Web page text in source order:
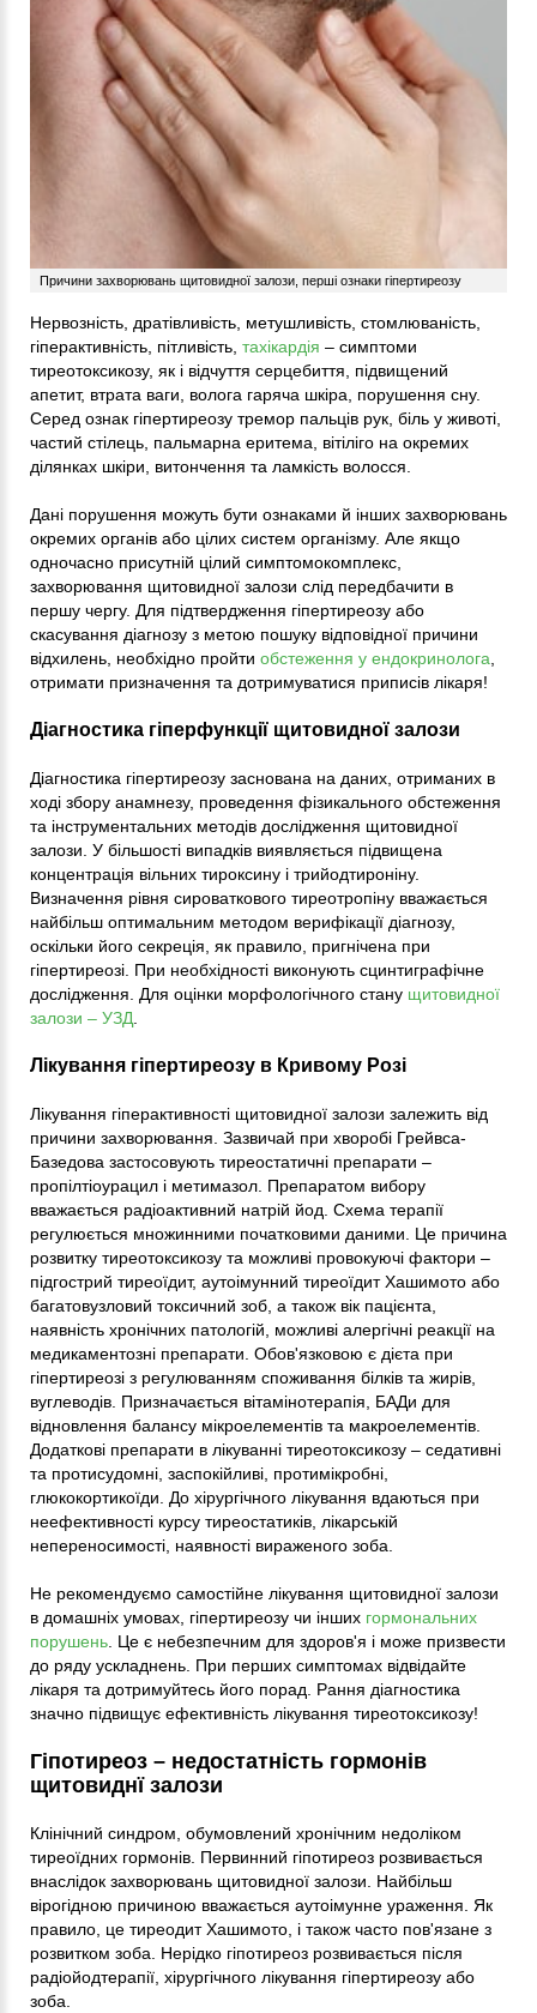
Причини захворювань щитовидної залози, перші ознаки гіпертиреозу
Нервозність, дратівливість, метушливість, стомлюваність,
гіперактивність, пітливість, тахікардія – симптоми
тиреотоксикозу, як і відчуття серцебиття, підвищений
апетит, втрата ваги, волога гаряча шкіра, порушення сну.
Серед ознак гіпертиреозу тремор пальців рук, біль у животі,
частий стілець, пальмарна еритема, вітіліго на окремих
ділянках шкіри, витончення та ламкість волосся.
Дані порушення можуть бути ознаками й інших захворювань
окремих органів або цілих систем організму. Але якщо
одночасно присутній цілий симптомокомплекс,
захворювання щитовидної залози слід передбачити в
першу чергу. Для підтвердження гіпертиреозу або
скасування діагнозу з метою пошуку відповідної причини
відхилень, необхідно пройти обстеження у ендокринолога
отримати призначення та дотримуватися приписів лікаря!
Діагностика гіперфункції щитовидної залози
Діагностика гіпертиреозу заснована на даних, отриманих в
ході збору анамнезу, проведення фізикального обстеження
та інструментальних методів дослідження щитовидної
залози. У більшості випадків виявляється підвищена
концентрація вільних тироксину і трийодтироніну.
Визначення рівня сироваткового тиреотропіну вважається
найбільш оптимальним методом верифікації діагнозу,
оскільки його секреція, як правило, пригнічена при
гіпертиреозі. При необхідності виконують сцинтиграфічне
дослідження. Для оцінки морфологічного стану щитовидної
залози – УЗД
Лікування гіпертиреозу в Кривому Розі
Лікування гіперактивності щитовидної залози залежить від
причини захворювання. Зазвичай при хворобі Грейвса-
Базедова застосовують тиреостатичні препарати –
пропілтіоурацил і метимазол. Препаратом вибору
вважається радіоактивний натрій йод. Схема терапії
регулюється множинними початковими даними. Це причина
розвитку тиреотоксикозу та можливі провокуючі фактори –
підгострий тиреоїдит, аутоімунний тиреоїдит Хашимото або
багатовузловий токсичний зоб, а також вік пацієнта,
наявність хронічних патологій, можливі алергічні реакції на
медикаментозні препарати. Обов'язковою є дієта при
гіпертиреозі з регулюванням споживання білків та жирів,
вуглеводів. Призначається вітамінотерапія, БАДи для
відновлення балансу мікроелементів та макроелементів.
Додаткові препарати в лікуванні тиреотоксикозу – седативні
та протисудомні, заспокійливі, протимікробні,
глюкокортикоїди. До хірургічного лікування вдаються при
неефективності курсу тиреостатиків, лікарській
непереносимості, наявності вираженого зоба.
Не рекомендуємо самостійне лікування щитовидної залози
в домашніх умовах, гіпертиреозу чи інших гормональних
порушень . Це є небезпечним для здоров'я і може призвести
до ряду ускладнень. При перших симптомах відвідайте
лікаря та дотримуйтесь його порад. Рання діагностика
значно підвищує ефективність лікування тиреотоксикозу!
Гіпотиреоз – недостатність гормонів
щитовиднї залози
Клінічний синдром, обумовлений хронічним недоліком
тиреоїдних гормонів. Первинний гіпотиреоз розвивається
внаслідок захворювань щитовидної залози. Найбільш
вірогідною причиною вважається аутоімунне ураження. Як
правило, це тиреодит Хашимото, і також часто пов'язане з
розвитком зоба. Нерідко гіпотиреоз розвивається після
радіойодтерапії, хірургічного лікування гіпертиреозу або
зоба.